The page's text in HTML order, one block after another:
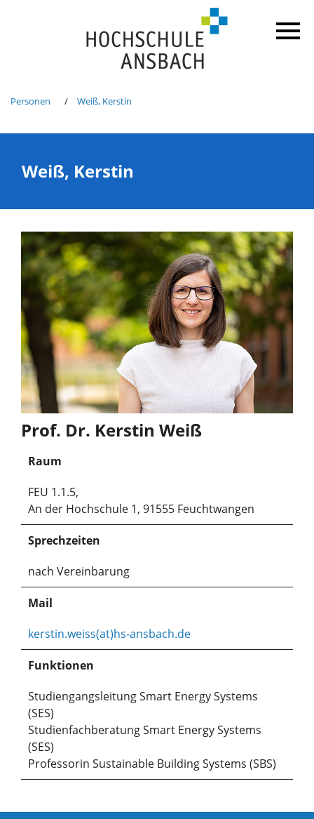
Personen Weiß, Kerstin
Weiß, Kerstin
Prof. Dr. Kerstin Weiß
Raum
FEU 1.1.5,
An der Hochschule 1, 91555 Feuchtwangen
Sprechzeiten
nach Vereinbarung
Mail
kerstin.weiss(at)hs-ansbach.de
Funktionen
Studiengangsleitung Smart Energy Systems
(SES)
Studienfachberatung Smart Energy Systems
(SES)
Professorin Sustainable Building Systems (SBS)